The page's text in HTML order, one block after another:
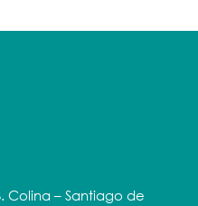
Colina – Santiago de